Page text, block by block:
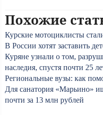
Похожие
Курские мотоциклисты
В России хотят заставить
Куряне узнали о том,
наследия, спустя почти 25
Региональные вузы: как
Для санатория «Марьино»
почти за 13 млн рублей